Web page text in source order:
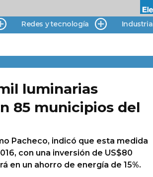
Redes y tecnología Industria
luminarias
85 municipios del
Pacheco, indicó que esta medida
con una inversión de US$80
en un ahorro de energía de 15%.